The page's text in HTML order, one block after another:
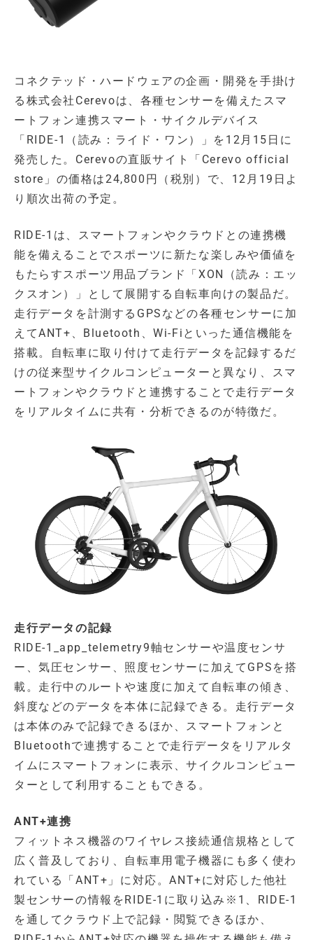
コネクテッド・ハードウェアの企画・開発を手掛け
る株式会社Cerevoは、各種センサーを備えたスマ
ートフォン連携スマート・サイクルデバイス
「RIDE-1（読み：ライド・ワン）」を12月15日に
発売した。Cerevoの直販サイト「Cerevo official
store」の価格は24,800円（税別）で、12月19日よ
り順次出荷の予定。
RIDE-1は、スマートフォンやクラウドとの連携機
能を備えることでスポーツに新たな楽しみや価値を
もたらすスポーツ用品ブランド「XON（読み：エッ
クスオン）」として展開する自転車向けの製品だ。
走行データを計測するGPSなどの各種センサーに加
えてANT+、Bluetooth、Wi-Fiといった通信機能を
搭載。自転車に取り付けて走行データを記録するだ
けの従来型サイクルコンピューターと異なり、スマ
ートフォンやクラウドと連携することで走行データ
をリアルタイムに共有・分析できるのが特徴だ。
走行データの記録
RIDE-1_app_telemetry9軸センサーや温度センサ
ー、気圧センサー、照度センサーに加えてGPSを搭
載。走行中のルートや速度に加えて自転車の傾き、
斜度などのデータを本体に記録できる。走行データ
は本体のみで記録できるほか、スマートフォンと
Bluetoothで連携することで走行データをリアルタ
イムにスマートフォンに表示、サイクルコンピュー
ターとして利用することもできる。
ANT+連携
フィットネス機器のワイヤレス接続通信規格として
広く普及しており、自転車用電子機器にも多く使わ
れている「ANT+」に対応。ANT+に対応した他社
製センサーの情報をRIDE-1に取り込み※1、RIDE-1
を通してクラウド上で記録・閲覧できるほか、